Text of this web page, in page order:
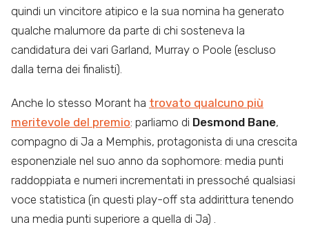
quindi un vincitore atipico e la sua nomina ha generato
qualche malumore da parte di chi sosteneva la
candidatura dei vari Garland, Murray o Poole (escluso
dalla terna dei finalisti).
Anche lo stesso Morant ha trovato qualcuno più
meritevole del premio: parliamo di Desmond Bane,
compagno di Ja a Memphis, protagonista di una crescita
esponenziale nel suo anno da sophomore: media punti
raddoppiata e numeri incrementati in pressoché qualsiasi
voce statistica (in questi play-off sta addirittura tenendo
una media punti superiore a quella di Ja) .